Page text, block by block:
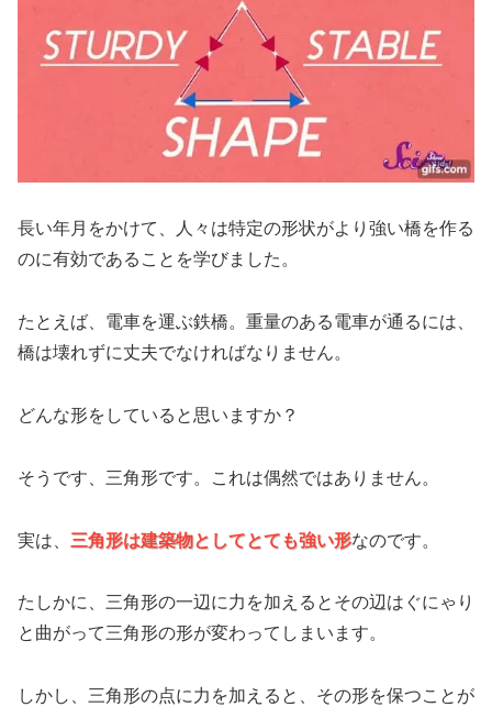
長い年月をかけて、人々は特定の形状がより強い橋を作る
のに有効であることを学びました。
たとえば、電車を運ぶ鉄橋。重量のある電車が通るには、
橋は壊れずに丈夫でなければなりません。
どんな形をしていると思いますか？
そうです、三角形です。これは偶然ではありません。
実は、 三角形は建築物としてとても強い形なのです。
たしかに、三角形の一辺に力を加えるとその辺はぐにゃり
と曲がって三角形の形が変わってしまいます。
しかし、三角形の点に力を加えると、その形を保つことが